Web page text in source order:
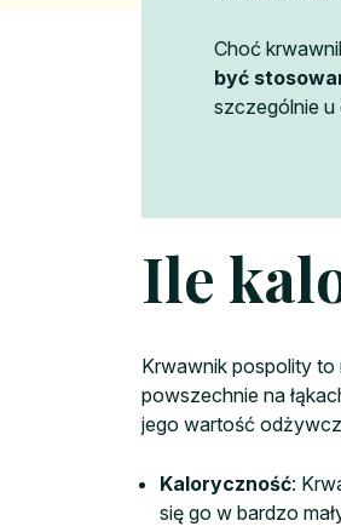
Choć
być
szczególnie u
Ile
Krwawnik pospolity
powszechnie na
jego wartość
Kaloryczność:
się go w bardzo